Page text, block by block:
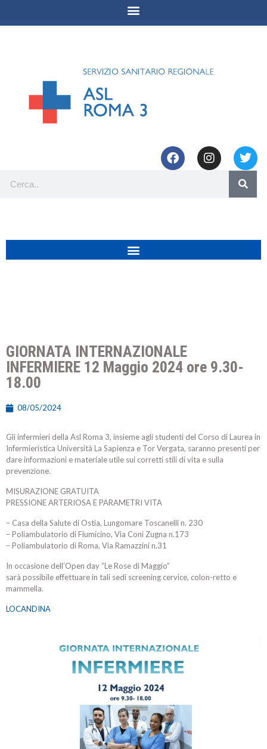
GIORNATA INTERNAZIONALE
INFERMIERE 12 Maggio 2024 ore 9.30-
18.00
08/05/2024
Gli infermieri della Asl Roma 3, insieme agli studenti del Corso di Laurea in
Infermieristica Università La Sapienza e Tor Vergata, saranno presenti per
dare informazioni e materiale utile sui corretti stili di vita e sulla
prevenzione.
MISURAZIONE GRATUITA
PRESSIONE ARTERIOSA E PARAMETRI VITA
– Casa della Salute di Ostia, Lungomare Toscanelli n. 230
– Poliambulatorio di Fiumicino, Via Coni Zugna n.173
– Poliambulatorio di Roma, Via Ramazzini n.31
In occasione dell’Open day “Le Rose di Maggio”
sarà possibile effettuare in tali sedi screening cervice, colon-retto e
mammella.
LOCANDINA